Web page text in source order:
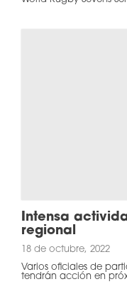
Intensa
regional
18 de octubre, 2022
Varios oficiales de
tendrán acción en